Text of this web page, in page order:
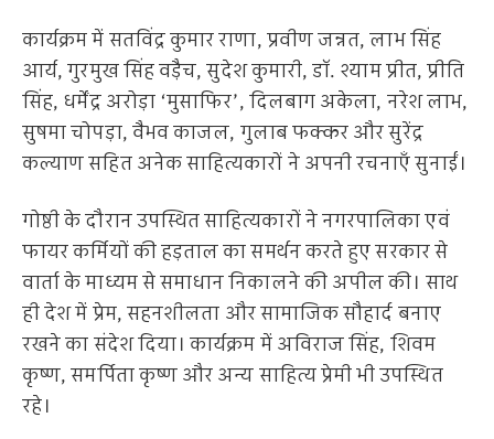
कार्यक्रम में सतविंद्र कुमार राणा, प्रवीण जन्नत, लाभ सिंह
आर्य, गुरमुख सिंह वड़ैच, सुदेश कुमारी, डॉ. श्याम प्रीत, प्रीति
सिंह, धर्मेंद्र अरोड़ा ‘मुसाफिर’, दिलबाग अकेला, नरेश लाभ,
सुषमा चोपड़ा, वैभव काजल, गुलाब फक्कर और सुरेंद्र
कल्याण सहित अनेक साहित्यकारों ने अपनी रचनाएँ सुनाईं।
गोष्ठी के दौरान उपस्थित साहित्यकारों ने नगरपालिका एवं
फायर कर्मियों की हड़ताल का समर्थन करते हुए सरकार से
वार्ता के माध्यम से समाधान निकालने की अपील की। साथ
ही देश में प्रेम, सहनशीलता और सामाजिक सौहार्द बनाए
रखने का संदेश दिया। कार्यक्रम में अविराज सिंह, शिवम
कृष्ण, समर्पिता कृष्ण और अन्य साहित्य प्रेमी भी उपस्थित
रहे।